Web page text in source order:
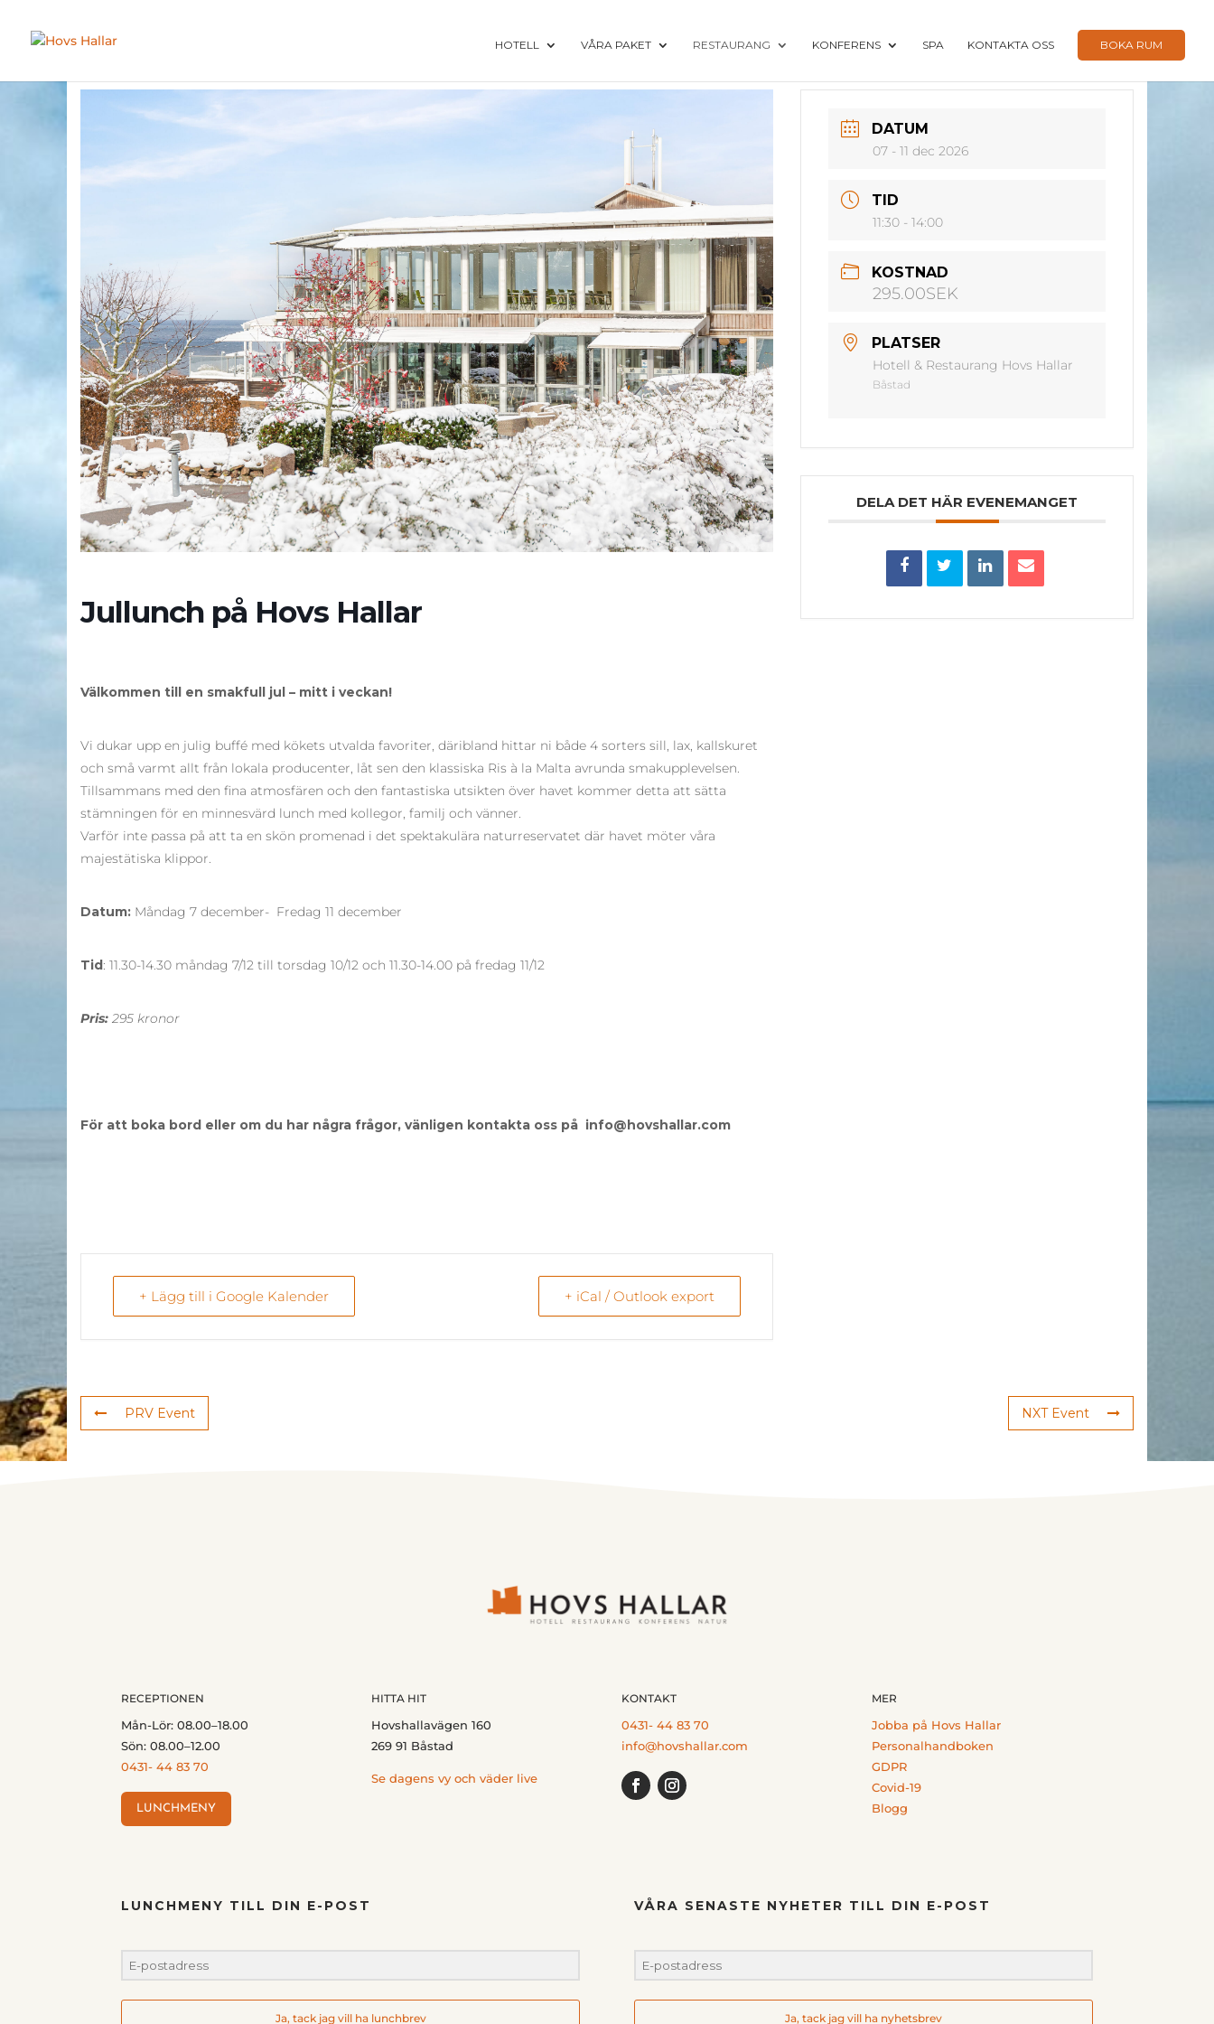
HOTELL VÅRA PAKET RESTAURANG KONFERENS SPA KONTAKTA OSS BOKA RUM
Jullunch på Hovs Hallar
Välkommen till en smakfull jul – mitt i veckan!
Vi dukar upp en julig buffé med kökets utvalda favoriter, däribland hittar ni både 4 sorters sill, lax, kallskuret
och små varmt allt från lokala producenter, låt sen den klassiska Ris à la Malta avrunda smakupplevelsen.
Tillsammans med den fina atmosfären och den fantastiska utsikten över havet kommer detta att sätta
stämningen för en minnesvärd lunch med kollegor, familj och vänner.
Varför inte passa på att ta en skön promenad i det spektakulära naturreservatet där havet möter våra
majestätiska klippor.
Datum: Måndag 7 december- Fredag 11 december
Tid: 11.30-14.30 måndag 7/12 till torsdag 10/12 och 11.30-14.00 på fredag 11/12
Pris: 295 kronor
För att boka bord eller om du har några frågor, vänligen kontakta oss på info@hovshallar.com
+ Lägg till i Google Kalender + iCal / Outlook export
DATUM
07 - 11 dec 2026
TID
11:30 - 14:00
KOSTNAD
295.00SEK
PLATSER
Hotell & Restaurang Hovs Hallar
Båstad
DELA DET HÄR EVENEMANGET
PRV Event NXT Event
RECEPTIONEN
Mån-Lör: 08.00–18.00
Sön: 08.00–12.00
0431- 44 83 70
LUNCHMENY
HITTA HIT
Hovshallavägen 160
269 91 Båstad
Se dagens vy och väder live
KONTAKT
0431- 44 83 70
info@hovshallar.com
MER
Jobba på Hovs Hallar
Personalhandboken
GDPR
Covid-19
Blogg
LUNCHMENY TILL DIN E-POST
Ja, tack jag vill ha lunchbrev
VÅRA SENASTE NYHETER TILL DIN E-POST
Ja, tack jag vill ha nyhetsbrev